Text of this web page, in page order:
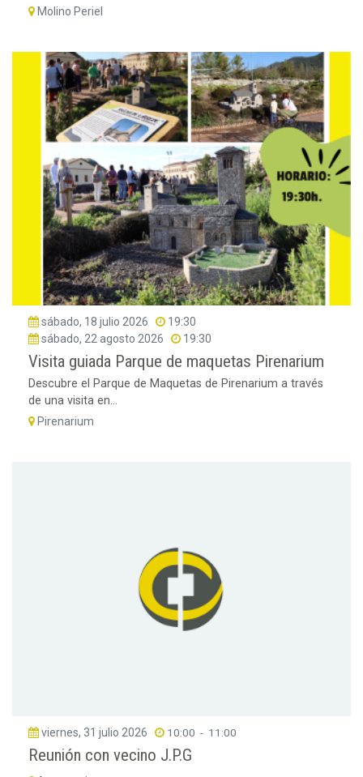
Molino Periel
sábado, 18 julio 2026
19:30
sábado, 22 agosto 2026
19:30
Visita guiada Parque de maquetas Pirenarium
Descubre el Parque de Maquetas de Pirenarium a través
de una visita en...
Pirenarium
viernes, 31 julio 2026 10:00 - 11:00
Reunión con vecino J.P.G